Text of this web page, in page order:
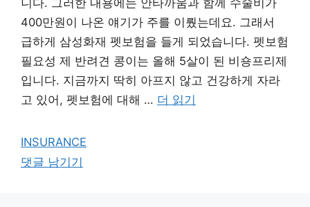
400만원이 나온 얘기가 주를 이뤘는데요. 그래서
급하게 삼성화재 펫보험을 들게 되었습니다. 펫보험
필요성 제 반려견 콩이는 올해 5살이 된 비숑프리제
입니다. 지금까지 딱히 아프지 않고 건강하게 자라
고 있어, 펫보험에 대해 … 더 읽기
카
테
고
INSURANCE
댓글 남기기